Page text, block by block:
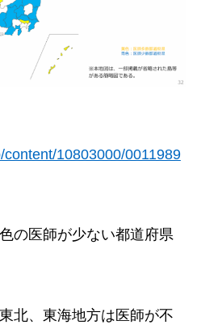
10803000/0011989
の医師が少ない都道府県
北、東海地方は医師が不